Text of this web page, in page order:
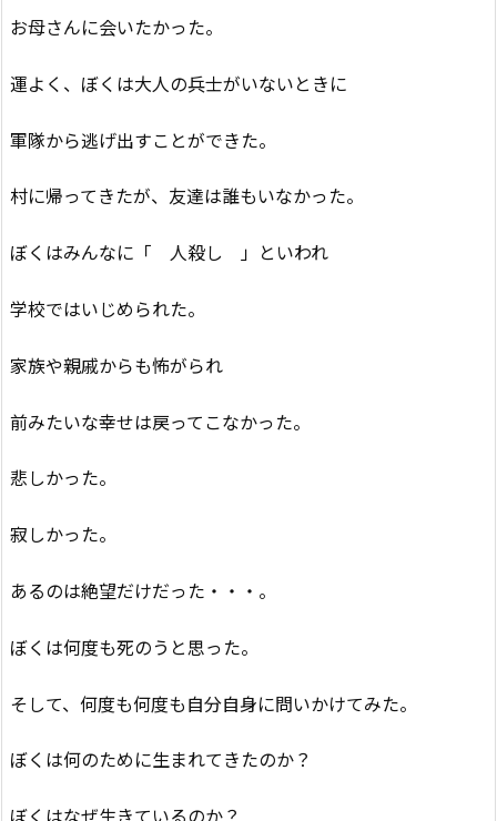
お母さんに会いたかった。
運よく、ぼくは大人の兵士がいないときに
軍隊から逃げ出すことができた。
村に帰ってきたが、友達は誰もいなかった。
ぼくはみんなに「 人殺し 」といわれ
学校ではいじめられた。
家族や親戚からも怖がられ
前みたいな幸せは戻ってこなかった。
悲しかった。
寂しかった。
あるのは絶望だけだった・・・。
ぼくは何度も死のうと思った。
そして、何度も何度も自分自身に問いかけてみた。
ぼくは何のために生まれてきたのか？
ぼくはなぜ生きているのか？